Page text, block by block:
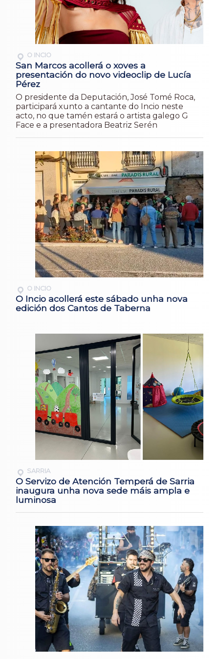
O INCIO
San Marcos acollerá o xoves a
presentación do novo videoclip de Lucía
Pérez
O presidente da Deputación, José Tomé Roca,
participará xunto a cantante do Incio neste
acto, no que tamén estará o artista galego G
Face e a presentadora Beatriz Serén
O INCIO
O Incio acollerá este sábado unha nova
edición dos Cantos de Taberna
SARRIA
O Servizo de Atención Temperá de Sarria
inaugura unha nova sede máis ampla e
luminosa